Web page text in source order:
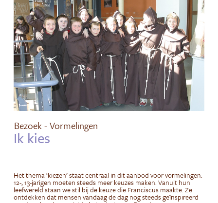
Bezoek - Vormelingen
Ik kies
Het thema ‘kiezen’ staat centraal in dit aanbod voor vormelingen.
12-, 13-jarigen moeten steeds meer keuzes maken. Vanuit hun
leefwereld staan we stil bij de keuze die Franciscus maakte. Ze
ontdekken dat mensen vandaag de dag nog steeds geïnspireerd